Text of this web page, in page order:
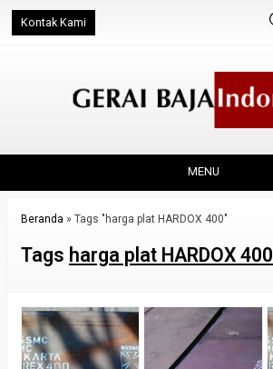
Kontak Kami
MENU
Beranda » Tags "harga plat HARDOX 400"
Tags harga plat HARDOX 400